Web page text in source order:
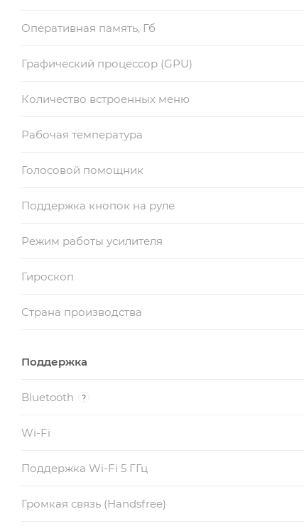
Оперативная память, Гб
Графический процессор (GPU)
Количество встроенных меню
Рабочая температура
Голосовой помощник
Поддержка кнопок на руле
Режим работы усилителя
Гироскоп
Страна производства
Поддержка
Bluetooth ?
Wi-Fi
Поддержка Wi-Fi 5 ГГц
Громкая связь (Handsfree)